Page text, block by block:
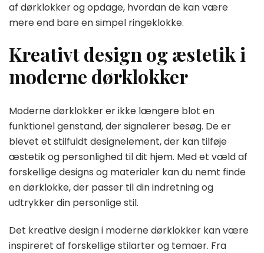
af dørklokker og opdage, hvordan de kan være
mere end bare en simpel ringeklokke.
Kreativt design og æstetik i
moderne dørklokker
Moderne dørklokker er ikke længere blot en
funktionel genstand, der signalerer besøg. De er
blevet et stilfuldt designelement, der kan tilføje
æstetik og personlighed til dit hjem. Med et væld af
forskellige designs og materialer kan du nemt finde
en dørklokke, der passer til din indretning og
udtrykker din personlige stil.
Det kreative design i moderne dørklokker kan være
inspireret af forskellige stilarter og temaer. Fra